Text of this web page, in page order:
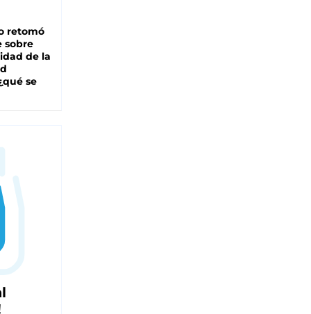
retomó
sobre
de la
se